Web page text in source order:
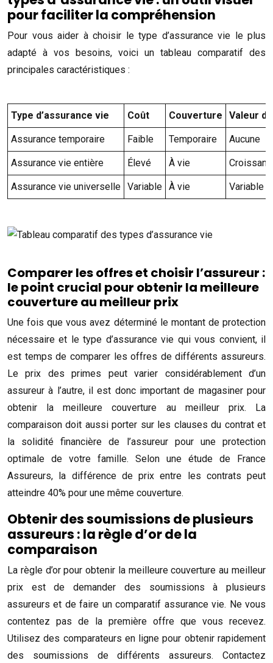
pour faciliter la compréhension
Pour vous aider à choisir le type d’assurance vie le plus
adapté à vos besoins, voici un tableau comparatif des
principales caractéristiques :
Type d’assurance vie Coût Couverture Valeur
Assurance temporaire Faible Temporaire Aucune
Assurance vie entière Élevé À vie
Assurance vie universelle Variable À vie Variable
Comparer les offres et choisir l’assureur :
le point crucial pour obtenir la meilleure
couverture au meilleur prix
Une fois que vous avez déterminé le montant de protection
nécessaire et le type d’assurance vie qui vous convient, il
est temps de comparer les offres de différents assureurs.
Le prix des primes peut varier considérablement d’un
assureur à l’autre, il est donc important de magasiner pour
obtenir la meilleure couverture au meilleur prix. La
comparaison doit aussi porter sur les clauses du contrat et
la solidité financière de l’assureur pour une protection
optimale de votre famille. Selon une étude de France
Assureurs, la différence de prix entre les contrats peut
atteindre 40% pour une même couverture.
Obtenir des soumissions de plusieurs
assureurs : la règle d’or de la
comparaison
La règle d’or pour obtenir la meilleure couverture au meilleur
prix est de demander des soumissions à plusieurs
assureurs et de faire un comparatif assurance vie. Ne vous
contentez pas de la première offre que vous recevez.
Utilisez des comparateurs en ligne pour obtenir rapidement
des soumissions de différents assureurs. Contactez